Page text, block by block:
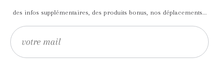
des infos supplémentaires, des produits bonus, nos déplacements...